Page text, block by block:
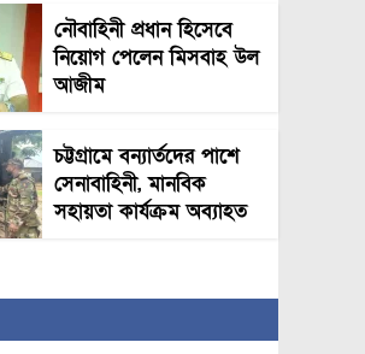
নৌবাহিনী প্রধান হিসেবে
নিয়োগ পেলেন মিসবাহ উল
আজীম
চট্টগ্রামে বন্যার্তদের পাশে
সেনাবাহিনী, মানবিক
সহায়তা কার্যক্রম অব্যাহত